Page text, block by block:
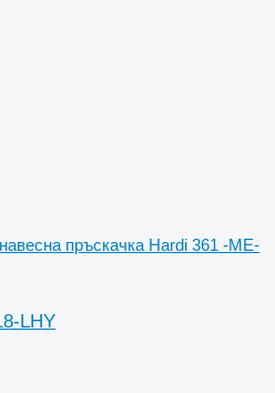
навесна пръскачка Hardi 361 -ME-
LHY